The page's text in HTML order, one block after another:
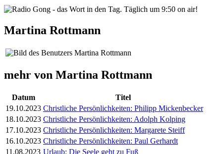
Martina Rottmann
mehr von Martina Rottmann
Datum
Titel
19.10.2023 Christliche Persönlichkeiten: Philipp Mickenbecker
18.10.2023 Christliche Persönlichkeiten: Adolph Kolping
17.10.2023 Christliche Persönlichkeiten: Margarete Steiff
16.10.2023 Christliche Persönlichkeiten: Paul Gerhardt
11.08.2023 Urlaub: Die Seele geht zu Fuß